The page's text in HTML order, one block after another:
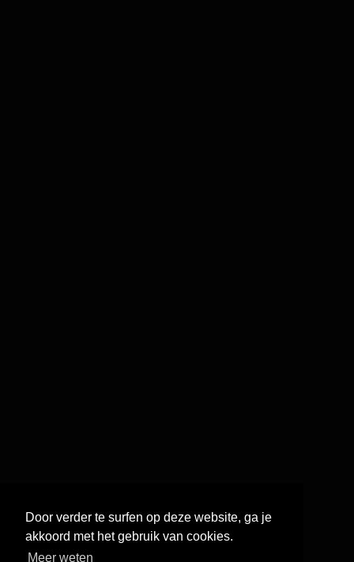
Door verder te surfen op deze website, ga je
akkoord met het gebruik van cookies.
Meer weten